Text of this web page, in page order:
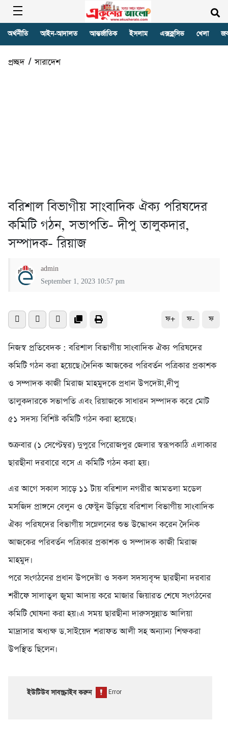
অর্থনীতি আইন-আদালত আন্তর্জাতিক ইসলাম এক্সক্লুসিভ খেলা
প্রচ্ছদ/সারাদেশ
বরিশাল বিভাগীয় সাংবাদিক ঐক্য পরিষদের
কমিটি গঠন, সভাপতি- দীপু তালুকদার,
সম্পাদক- রিয়াজ
admin
September 1, 2023 10:57 pm
ফ+ ফ- ফ
নিজস্ব প্রতিবেদক : বরিশাল বিভাগীয় সাংবাদিক ঐক্য পরিষদের
কমিটি গঠন করা হয়েছে।দৈনিক আজকের পরিবর্তন পত্রিকার প্রকাশক
ও সম্পাদক কাজী মিরাজ মাহমুদকে প্রধান উপদেষ্টা,দীপু
তালুকদারকে সভাপতি এবং রিয়াজকে সাধারন সম্পাদক করে মোট
৫১ সদস্য বিশিষ্ট কমিটি গঠন করা হয়েছে।
শুক্রবার (১ সেপ্টেম্বর) দুপুরে পিরোজপুর জেলার স্বরূপকাঠি এলাকার
ছারছীনা দরবারে বসে এ কমিটি গঠন করা হয়।
এর আগে সকাল সাড়ে ১১ টায় বরিশাল নগরীর আমতলা মডেল
মসজিদ প্রাঙ্গনে বেলুন ও ফেস্টুন উড়িয়ে বরিশাল বিভাগীয় সাংবাদিক
ঐক্য পরিষদের বিভাগীয় সম্নেলনের শুভ উদ্ধোধন করেন দৈনিক
আজকের পরিবর্তন পত্রিকার প্রকাশক ও সম্পাদক কাজী মিরাজ
মাহমুদ।
পরে সংগঠনের প্রধান উপদেষ্টা ও সকল সদস্যবৃন্দ ছারছীনা দরবার
শরীফে সালাতুল জুমা আদায় করে মাজার জিয়ারত শেষে সংগঠনের
কমিটি ঘোষনা করা হয়।এ সময় ছারছীনা দারুসসুন্নাত আলিয়া
মাদ্রাসার অধ্যক্ষ ড.সাইয়েদ শরাফত আলী সহ অন্যান্য শিক্ষকরা
উপস্থিত ছিলেন।
ইউটিউব সাবস্ক্রাইব করুন